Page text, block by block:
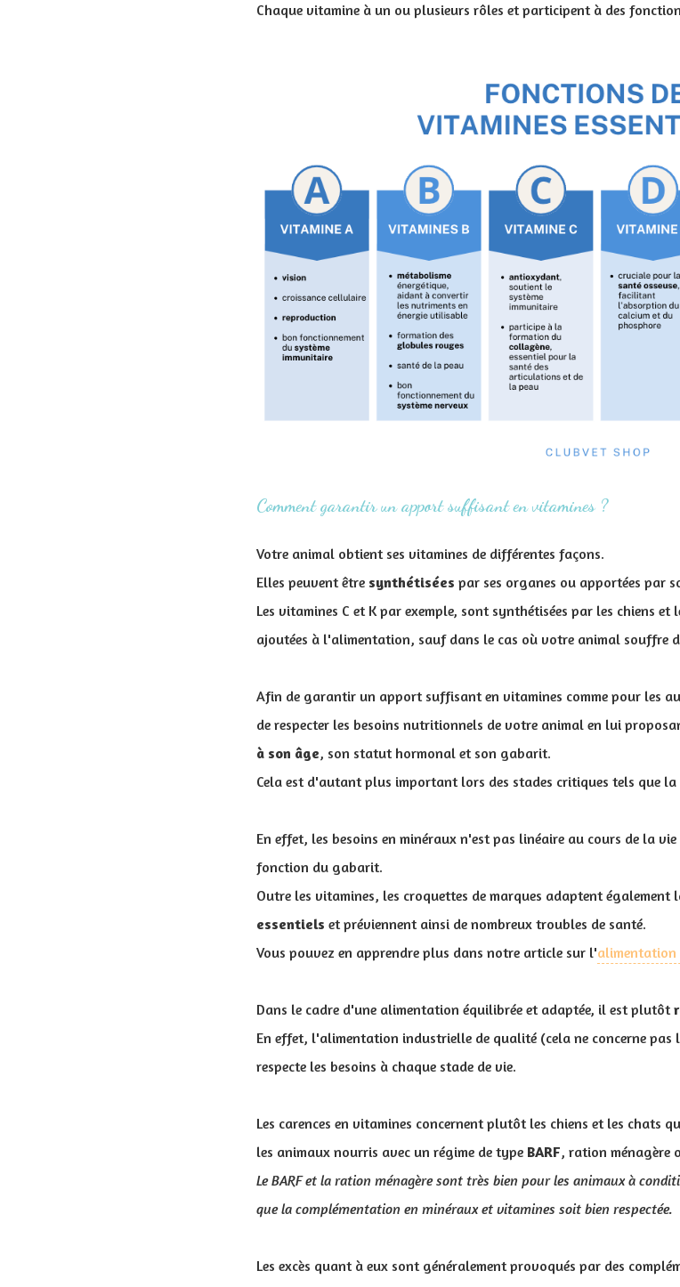
Chaque vitamine à un ou plusieurs rôles et participent à des
Comment garantir un apport suffisant en vitamines ?
Votre animal obtient ses vitamines de différentes façons.
Elles peuvent être synthétisées par ses organes ou apportées par
Les vitamines C et K par exemple, sont synthétisées par les chiens
ajoutées à l'alimentation, sauf dans le cas où votre animal souffre
Afin de garantir un apport suffisant en vitamines comme pour les
de respecter les besoins nutritionnels de votre animal en lui
à son âge, son statut hormonal et son gabarit.
Cela est d'autant plus important lors des stades critiques tels que
En effet, les besoins en minéraux n'est pas linéaire au cours de la
fonction du gabarit.
Outre les vitamines, les croquettes de marques adaptent également
essentiels et préviennent ainsi de nombreux troubles de santé.
Vous pouvez en apprendre plus dans notre article sur l'
Dans le cadre d'une alimentation équilibrée et adaptée, il est plutôt
En effet, l'alimentation industrielle de qualité (cela ne concerne
respecte les besoins à chaque stade de vie.
Les carences en vitamines concernent plutôt les chiens et les
les animaux nourris avec un régime de type BARF, ration ménagère
Le BARF et la ration ménagère sont très bien pour les animaux à
que la complémentation en minéraux et vitamines soit bien respectée.
Les excès quant à eux sont généralement provoqués par des